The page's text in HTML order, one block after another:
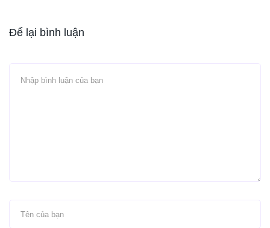
Để lại bình luận